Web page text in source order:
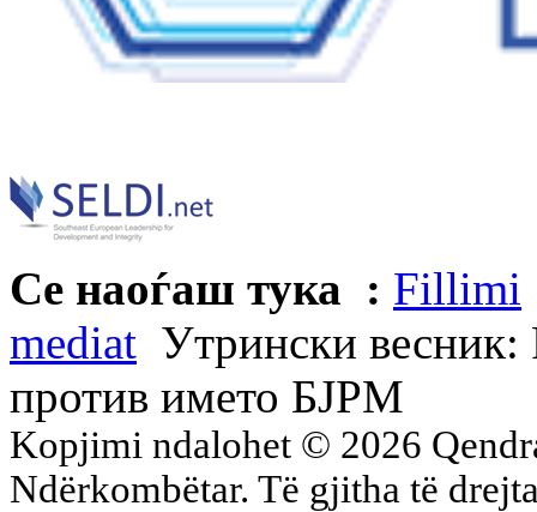
Се наоѓаш тука : Fillimi
mediat Утрински весник:
против името БЈРМ
Kopjimi ndalohet © 2026
Ndërkombëtar. Të gjitha të